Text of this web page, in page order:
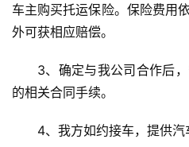
车主购买托运保险。保险费用
外可获相应赔偿。
3、确定与我公司合作后
的相关合同手续。
4、我方如约接车，提供汽